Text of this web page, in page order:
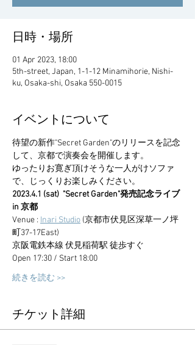
日時・場所
01 Apr 2023, 18:00
5th-street, Japan, 1-1-12 Minamihorie, Nishi-
ku, Osaka-shi, Osaka 550-0015
イベントについて
待望の新作"Secret Garden"のリリースを記念
して、京都で演奏会を開催します。
ゆったりお寛ぎ頂けそうな一人がけソファ
で、じっくりお楽しみください。
2023.4.1 (sat)  "Secret Garden"発売記念ライブ
in 京都
Venue : Inari Studio (京都市伏見区深草一ノ坪
町37-17East)
京阪電鉄本線 伏見稲荷駅 徒歩すぐ
Open 17:30 / Start 18:00
続きを読む >>
チケット詳細